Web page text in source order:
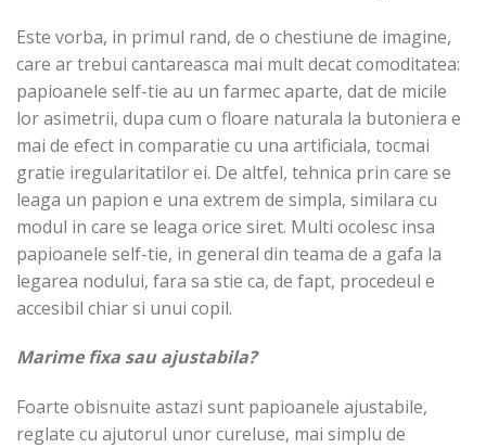
Este vorba, in primul rand, de o chestiune de imagine,
care ar trebui cantareasca mai mult decat comoditatea:
papioanele self-tie au un farmec aparte, dat de micile
lor asimetrii, dupa cum o floare naturala la butoniera e
mai de efect in comparatie cu una artificiala, tocmai
gratie iregularitatilor ei. De altfel, tehnica prin care se
leaga un papion e una extrem de simpla, similara cu
modul in care se leaga orice siret. Multi ocolesc insa
papioanele self-tie, in general din teama de a gafa la
legarea nodului, fara sa stie ca, de fapt, procedeul e
accesibil chiar si unui copil.
Marime fixa sau ajustabila?
Foarte obisnuite astazi sunt papioanele ajustabile,
reglate cu ajutorul unor cureluse, mai simplu de